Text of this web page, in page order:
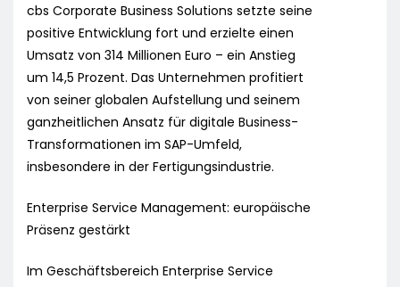
cbs Corporate Business Solutions setzte seine
positive Entwicklung fort und erzielte einen
Umsatz von 314 Millionen Euro – ein Anstieg
um 14,5 Prozent. Das Unternehmen profitiert
von seiner globalen Aufstellung und seinem
ganzheitlichen Ansatz für digitale Business-
Transformationen im SAP-Umfeld,
insbesondere in der Fertigungsindustrie.
Enterprise Service Management: europäische
Präsenz gestärkt
Im Geschäftsbereich Enterprise Service